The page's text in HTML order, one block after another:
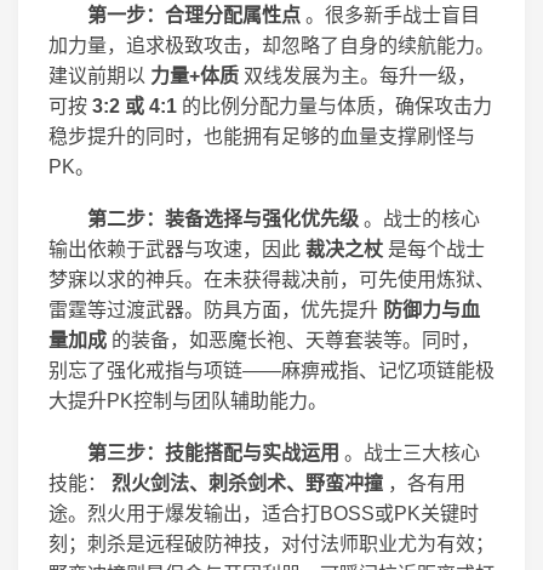
第一步：合理分配属性点 。很多新手战士盲目
加力量，追求极致攻击，却忽略了自身的续航能力。
建议前期以 力量+体质 双线发展为主。每升一级，
可按 3:2 或 4:1 的比例分配力量与体质，确保攻击力
稳步提升的同时，也能拥有足够的血量支撑刷怪与
PK。
第二步：装备选择与强化优先级 。战士的核心
输出依赖于武器与攻速，因此 裁决之杖 是每个战士
梦寐以求的神兵。在未获得裁决前，可先使用炼狱、
雷霆等过渡武器。防具方面，优先提升 防御力与血
量加成 的装备，如恶魔长袍、天尊套装等。同时，
别忘了强化戒指与项链——麻痹戒指、记忆项链能极
大提升PK控制与团队辅助能力。
第三步：技能搭配与实战运用 。战士三大核心
技能： 烈火剑法、刺杀剑术、野蛮冲撞 ，各有用
途。烈火用于爆发输出，适合打BOSS或PK关键时
刻；刺杀是远程破防神技，对付法师职业尤为有效；